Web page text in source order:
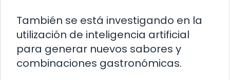
También se está investigando en la
utilización de inteligencia artificial
para generar nuevos sabores y
combinaciones gastronómicas.